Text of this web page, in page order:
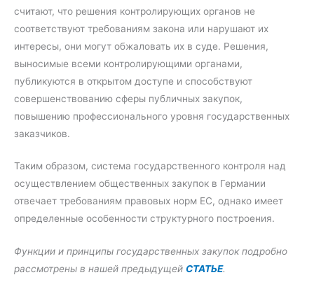
считают, что решения контролирующих органов не
соответствуют требованиям закона или нарушают их
интересы, они могут обжаловать их в суде. Решения,
выносимые всеми контролирующими органами,
публикуются в открытом доступе и способствуют
совершенствованию сферы публичных закупок,
повышению профессионального уровня государственных
заказчиков.
Таким образом, система государственного контроля над
осуществлением общественных закупок в Германии
отвечает требованиям правовых норм ЕС, однако имеет
определенные особенности структурного построения.
Функции и принципы государственных закупок подробно
рассмотрены в нашей предыдущей СТАТЬЕ.